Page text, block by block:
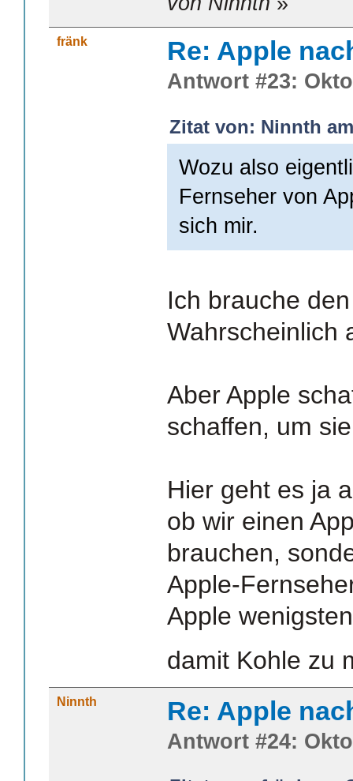
fränk Re: Apple
Antwort #23:
Zitat von: Ninnth
Wozu also
Fernseher von
sich mir.
Ich brauche
Wahrscheinlich
Aber Apple
schaffen, um
Hier geht es ja
ob wir einen
brauchen,
Apple-
Apple
damit Kohle zu
Ninnth Re: Apple
Antwort #24: